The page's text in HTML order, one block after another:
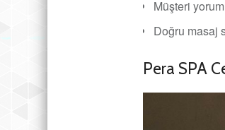
Müşteri
Doğru masaj
Pera SPA